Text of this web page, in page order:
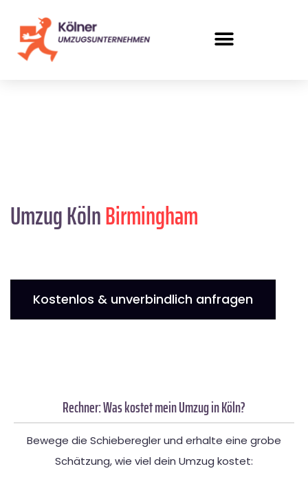
Umzug KölnBirmingham
Kostenlos & unverbindlich anfragen
Rechner: Was kostet mein Umzug in Köln?
Bewege die Schieberegler und erhalte eine grobe
Schätzung, wie viel dein Umzug kostet: